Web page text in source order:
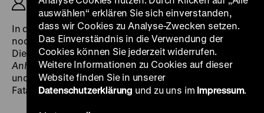
R: Leonid Wawiloff, 12‘
In den 1970er Jahren sind in West-Berlin vielerorts
noch die Spuren des Zweiten Weltkriegs zu sehen.
Diese Brachen erkundet Leonid Wawiloff inBerlin –
Anhalter Bahnhof(1971): Schienen führen ins Nichts
und die Ruine des Anhalter Bahnhofs wirkt wie eine
Fata Morgana inmitten einer Staubwüste. (jg)
auswählen“ erklären Sie sich einverstanden,
dass wir Cookies zu Analyse-Zwecken setzen.
Das Einverständnis in die Verwendung der
Cookies können Sie jederzeit widerrufen.
Weitere Informationen zu Cookies auf dieser
Website finden Sie in unserer
Datenschutzerklärung und zu uns im Impressum.